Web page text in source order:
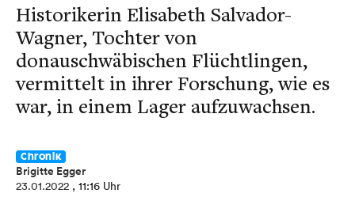
Historikerin Elisabeth Salvador-
Wagner, Tochter von
donauschwäbischen Flüchtlingen,
vermittelt in ihrer Forschung, wie es
war, in einem Lager aufzuwachsen.
Chronik
Brigitte Egger
23.01.2022 , 11:16 Uhr